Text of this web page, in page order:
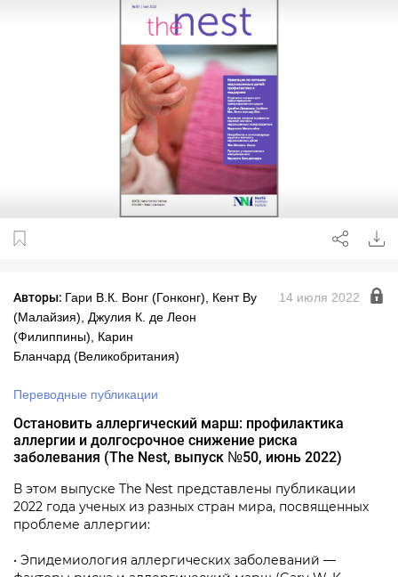
Авторы: Гари В.К. Вонг (Гонконг), Кент Ву
(Малайзия), Джулия К. де Леон
(Филиппины), Карин
Бланчард (Великобритания)
Переводные публикации
14 июля 2022
Остановить аллергический марш: профилактика
аллергии и долгосрочное снижение риска
заболевания (The Nest, выпуск №50, июнь 2022)
В этом выпуске The Nest представлены публикации
2022 года ученых из разных стран мира, посвященных
проблеме аллергии:
• Эпидемиология аллергических заболеваний —